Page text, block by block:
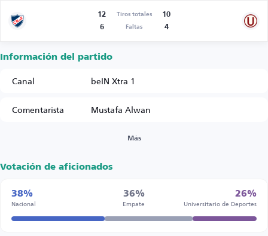
12 Tiros totales
10
6
Faltas 4
Información del partido
Canal
beIN Xtra 1
Comentarista
Mustafa Alwan
Más
Votación de aficionados
38%
Nacional
36%
Empate
26%
Universitario de Deportes